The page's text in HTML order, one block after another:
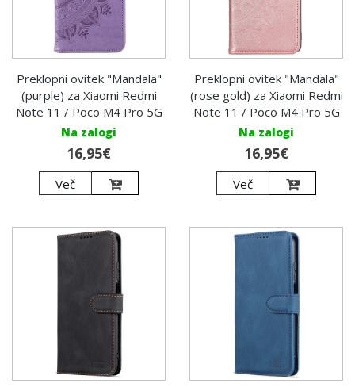
Preklopni ovitek "Mandala"
(purple) za Xiaomi Redmi
Note 11 / Poco M4 Pro 5G
Na zalogi
16,95€
Več
Preklopni ovitek "Mandala"
(rose gold) za Xiaomi Redmi
Note 11 / Poco M4 Pro 5G
Na zalogi
16,95€
Več